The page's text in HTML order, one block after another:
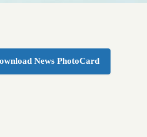
News PhotoCard